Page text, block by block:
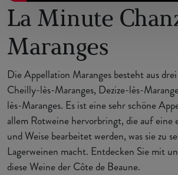
La Minute
Maranges
Die Appellation Maranges besteht aus
Cheilly-lès-Maranges, Dezize-lès-
lès-Maranges. Es ist eine sehr schöne
allem Rotweine hervorbringt, die auf
und Weise bearbeitet werden, was sie zu
Lagerweinen macht. Entdecken Sie mit
diese Weine der Côte de Beaune.